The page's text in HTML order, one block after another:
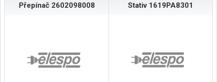
Přepínač 2602098008 Stativ 1619PA8301